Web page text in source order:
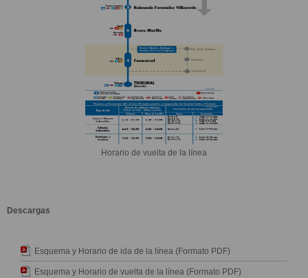
Horario de vuelta de la línea
Descargas
Esquema y Horario de ida de la línea (Formato PDF)
Esquema y Horario de vuelta de la línea (Formato PDF)